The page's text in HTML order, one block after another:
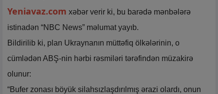
Yeniavaz.com xəbər verir ki, bu barədə mənbələrə
istinadən “NBC News” məlumat yayıb.
Bildirilib ki, plan Ukraynanın müttəfiq ölkələrinin, o
cümlədən ABŞ-nin hərbi rəsmiləri tərəfindən müzakirə
olunur:
“Bufer zonası böyük silahsızlaşdırılmış ərazi olardı, onun